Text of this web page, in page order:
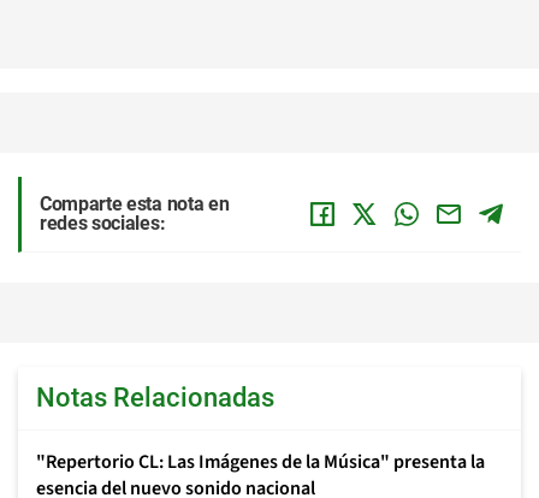
Comparte esta nota en
redes sociales:
Notas Relacionadas
"Repertorio CL: Las Imágenes de la Música" presenta la
esencia del nuevo sonido nacional